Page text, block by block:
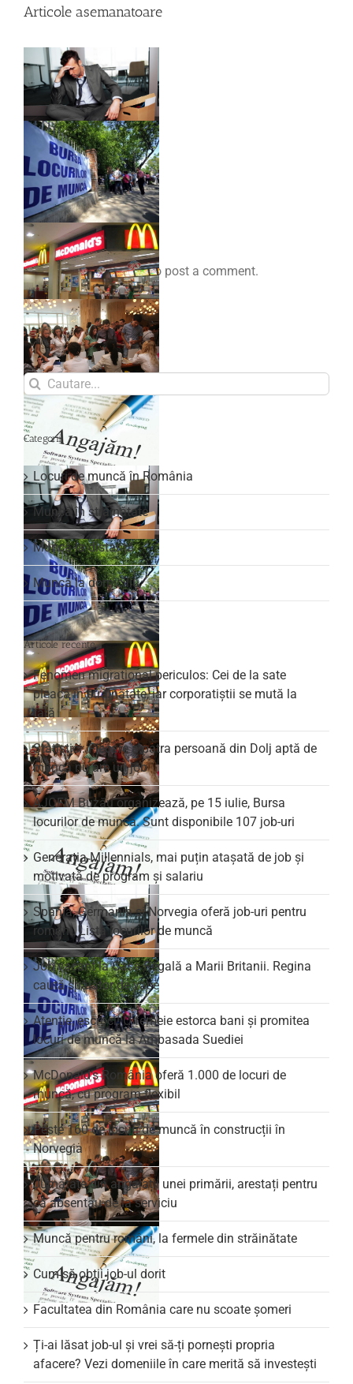
Articole asemanatoare
Comenteaza
You must belogged into post a comment.
Search
for:
Categorii
Locuri de muncă în România
Muncă în străinătate
Muncă la distanță
Muncă la domiciliu
Articole recente
Fenomen migrațional periculos: Cei de la sate
pleacă în străinătate, iar corporatiștii se mută la
țară
Statistici: Fiecare a patra persoană din Dolj aptă de
muncă nu are un job
AJOFM Buzău organizează, pe 15 iulie, Bursa
locurilor de muncă. Sunt disponibile 107 job-uri
Generația Millennials, mai puțin atașată de job și
motivată de program și salariu
Spania, Germania și Norvegia oferă job-uri pentru
români. Lista locurilor de muncă
Job vacant la Casa Regală a Marii Britanii. Regina
caută spălător de vase
Atenție, escroci! O femeie estorca bani și promitea
locuri de muncă la Ambasada Suediei
McDonald’s România oferă 1.000 de locuri de
muncă, cu program flexibil
Peste 160 de locuri de muncă în construcții în
Norvegia
Jumătate din angajații unei primării, arestați pentru
că absentau de la serviciu
Muncă pentru români, la fermele din străinătate
Cum să obții job-ul dorit
Facultatea din România care nu scoate şomeri
Ți-ai lăsat job-ul și vrei să-ți pornești propria
afacere? Vezi domeniile în care merită să investești